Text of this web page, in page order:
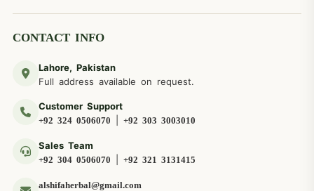
CONTACT INFO
Lahore, Pakistan
Full address available on request.
Customer Support
+92 324 0506070 +92 303 3003010
Sales Team
+92 304 0506070 +92 321 3131415
alshifaherbal@gmail.com